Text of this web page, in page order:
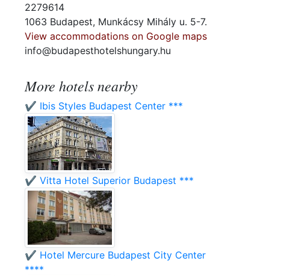
2279614
1063 Budapest, Munkácsy Mihály u. 5-7.
View accommodations on Google maps
info@budapesthotelshungary.hu
More hotels nearby
✔️ Ibis Styles Budapest Center ***
✔️ Vitta Hotel Superior Budapest ***
✔️ Hotel Mercure Budapest City Center
****